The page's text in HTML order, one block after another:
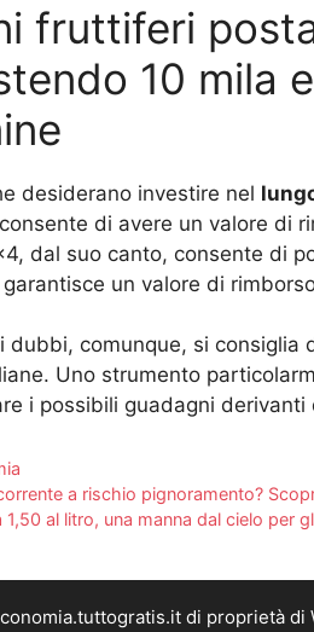
fruttiferi
10 mila
desiderano investire nel
di avere un valore di
dal suo canto, consente di
un valore di
dubbi, comunque, si consiglia
Uno strumento
i possibili guadagni
a rischio pignoramento?
1,50 al litro, una manna dal cielo per
di proprietà di